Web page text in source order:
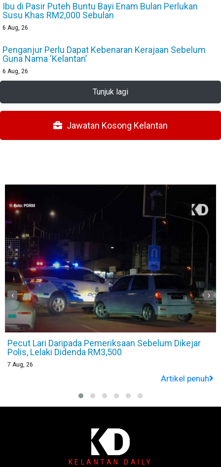
Ibu di Pasir Puteh Buntu Bayi Enam Bulan Perlukan
Susu Khas RM2,000 Sebulan
6 Aug, 26
Penganjur Perlu Dapat Kebenaran Kerajaan Sebelum
Guna Nama ‘Kelantan’
6 Aug, 26
Tunjuk lagi
Jawatan Kosong Kelantan
Dikejar
Viral Polis Thailand Berubah Jadi
Bertugas, Ini Sebabnya
‹ ›
KELANTAN DAILY